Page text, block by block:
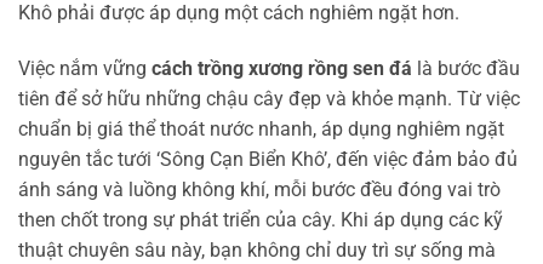
Khô phải được áp dụng một cách nghiêm ngặt hơn.
Việc nắm vững cách trồng xương rồng sen đá là bước đầu
tiên để sở hữu những chậu cây đẹp và khỏe mạnh. Từ việc
chuẩn bị giá thể thoát nước nhanh, áp dụng nghiêm ngặt
nguyên tắc tưới ‘Sông Cạn Biển Khô’, đến việc đảm bảo đủ
ánh sáng và luồng không khí, mỗi bước đều đóng vai trò
then chốt trong sự phát triển của cây. Khi áp dụng các kỹ
thuật chuyên sâu này, bạn không chỉ duy trì sự sống mà